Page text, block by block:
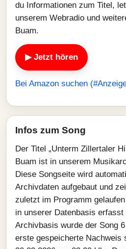
du Informationen zum Titel,
unserem Webradio und
Buam.
▶ Jetzt hören
Bei Amazon suchen
Infos zum Song
Der Titel „Unterm Zillertaler
Buam ist in unserem
Diese Songseite wird
Archivdaten aufgebaut und
zuletzt im Programm
in unserer Datenbasis
Archivbasis wurde der Song
erste gespeicherte Nachweis